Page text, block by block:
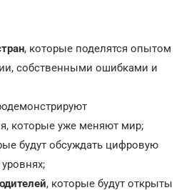
, которые поделятся опытом
собственными ошибками и
которые уже меняют мир;
будут обсуждать цифровую
, которые будут открыты